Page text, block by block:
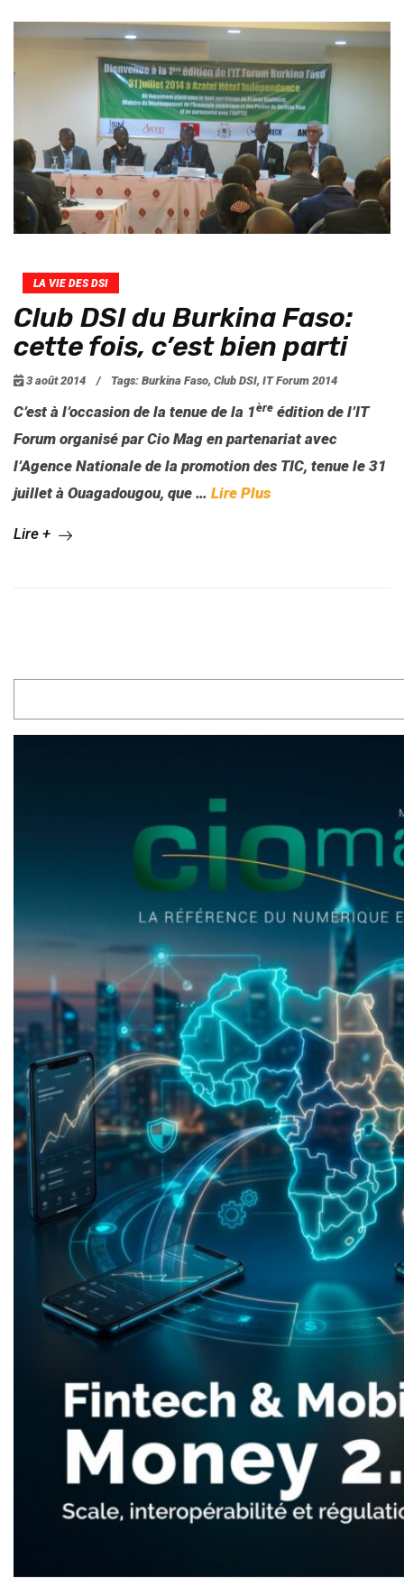
LA VIE DES DSI
Club DSI du Burkina Faso:
cette fois, c’est bien parti
3 août 2014 / Tags: Burkina Faso, Club DSI, IT Forum 2014
C’est à l’occasion de la tenue de la 1ère édition de l’IT
Forum organisé par Cio Mag en partenariat avec
l’Agence Nationale de la promotion des TIC, tenue le 31
juillet à Ouagadougou, que … Lire Plus
Lire +